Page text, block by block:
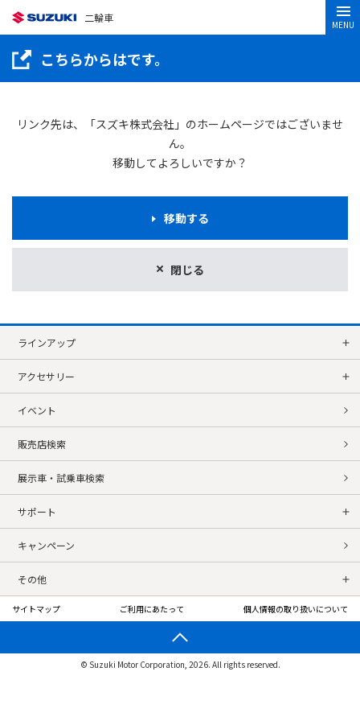
二輪車
MENU
こちらからはです。
リンク先は、「スズキ株式会社」のホームページではございませ
ん。
移動してよろしいですか？
閉じる
移動する
ラインアップ
アクセサリー
イベント
販売店検索
展示車・試乗車検索
サポート
キャンペーン
その他
サイトマップ ご利用にあたって 個人情報の取り扱いについて
© Suzuki Motor Corporation, 2026. All rights reserved.